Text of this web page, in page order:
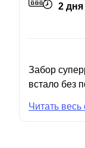
2 дня
Забор
встало без
Читать весь